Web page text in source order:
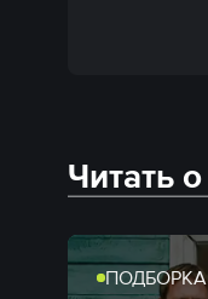
Читать
ПОДБОРКА